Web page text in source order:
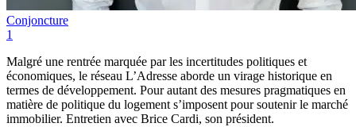
Conjoncture
1
Malgré une rentrée marquée par les incertitudes politiques et
économiques, le réseau L’Adresse aborde un virage historique en
termes de développement. Pour autant des mesures pragmatiques en
matière de politique du logement s’imposent pour soutenir le marché
immobilier. Entretien avec Brice Cardi, son président.